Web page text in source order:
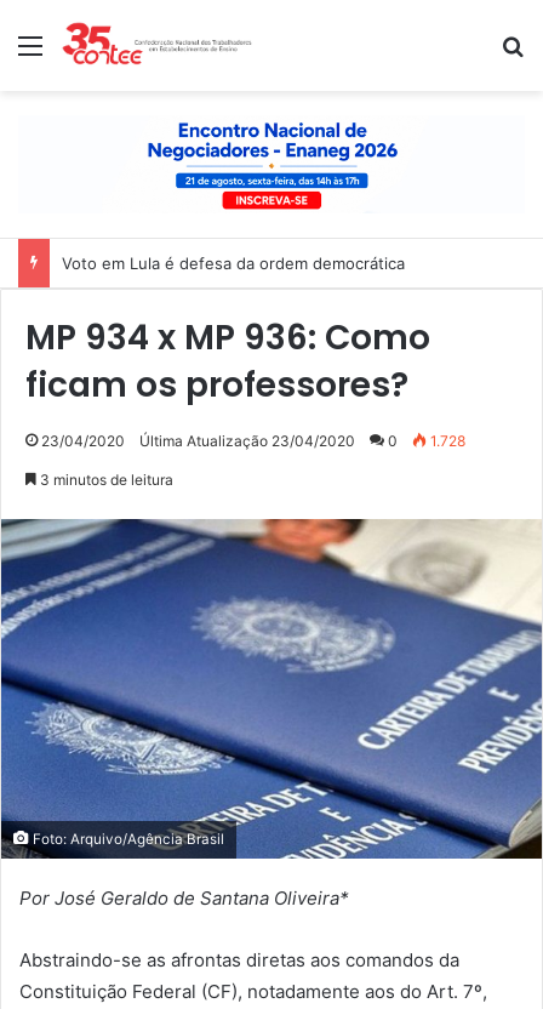
Menu
Voto em Lula é defesa da ordem democrática
MP 934 x MP 936: Como
ficam os professores?
23/04/2020 Última Atualização 23/04/2020 0 1.728
3 minutos de leitura
Foto: Arquivo/Agência Brasil
Por José Geraldo de Santana Oliveira*
Abstraindo-se as afrontas diretas aos comandos da
Constituição Federal (CF), notadamente aos do Art. 7º,